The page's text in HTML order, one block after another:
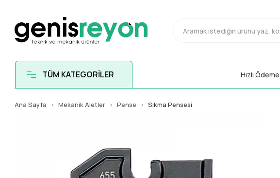
TÜM KATEGORİLER Hızlı Ödeme
Ana Sayfa Mekanik Aletler Pense Sıkma Pensesi